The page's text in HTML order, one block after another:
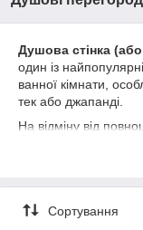
Душова стінка
один із
ванної кімнати,
тек або джапанді.
На відміну від
Ось основні
вирішує:
Сортування